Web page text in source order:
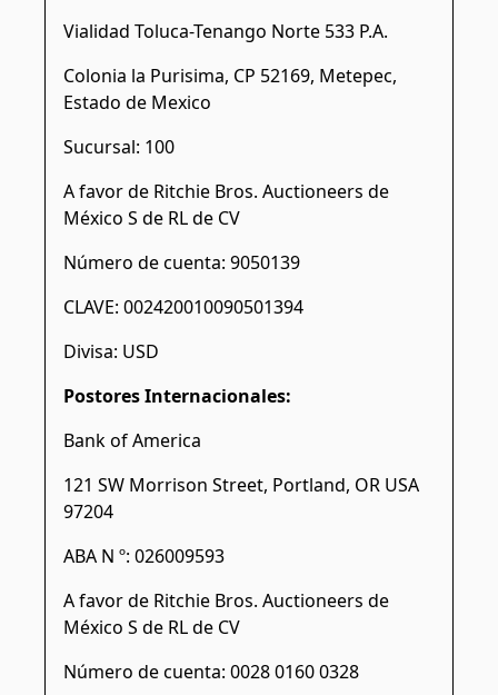
Vialidad Toluca-Tenango Norte 533 P.A.
Colonia la Purisima, CP 52169, Metepec,
Estado de Mexico
Sucursal: 100
A favor de Ritchie Bros. Auctioneers de
México S de RL de CV
Número de cuenta: 9050139
CLAVE: 002420010090501394
Divisa: USD
Postores Internacionales:
Bank of America
121 SW Morrison Street, Portland, OR USA
97204
ABA N º: 026009593
A favor de Ritchie Bros. Auctioneers de
México S de RL de CV
Número de cuenta: 0028 0160 0328